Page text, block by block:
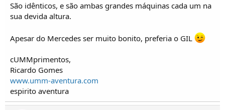
São idênticos, e são ambas grandes máquinas cada um na
sua devida altura.
Apesar do Mercedes ser muito bonito, preferia o GIL
cUMMprimentos,
Ricardo Gomes
www.umm-aventura.com
espirito aventura